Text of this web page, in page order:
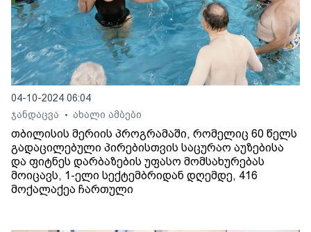
04-10-2024 06:04
ჯანდაცვა
• ახალი ამბები
თბილისის მერიის პროგრამაში, რომელიც 60 წელს
გადაცილებული პირებისთვის საცურაო აუზებისა
და ფიტნეს დარბაზების უფასო მომსახურებას
მოიცავს, 1-ელი სექტემბრიდან დღემდე, 416
მოქალაქეა ჩართული